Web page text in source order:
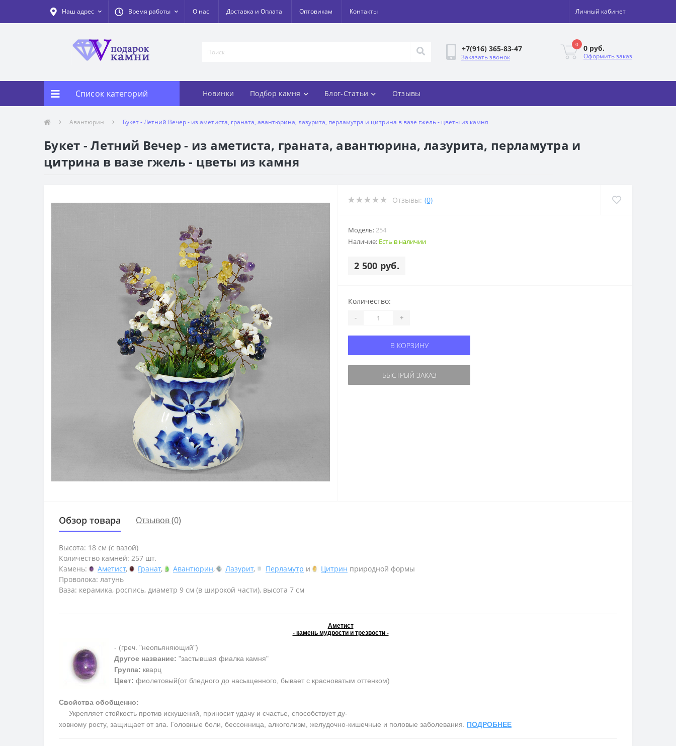
Наш адрес Время работы О нас Доставка и Оплата Оптовикам Контакты Личный кабинет
+7(916) 365-83-47
Заказать звонок
0 0 руб.
Оформить заказ
Список категорий Новинки Подбор камня Блог-Статьи Отзывы
Авантюрин Букет - Летний Вечер - из аметиста, граната, авантюрина, лазурита, перламутра и цитрина в вазе гжель - цветы из камня
Букет - Летний Вечер - из аметиста, граната, авантюрина, лазурита, перламутра и
цитрина в вазе гжель - цветы из камня
Отзывы: (0)
Модель: 254
Наличие: Есть в наличии
2 500 руб.
Количество:
- +
В КОРЗИНУ
БЫСТРЫЙ ЗАКАЗ
Обзор товара Отзывов (0)
Высота: 18 см (с вазой)
Количество камней: 257 шт.
Камень:
Аметист, Гранат, Авантюрин, Лазурит, Перламутр и Цитрин природной формы
Проволока: латунь
Ваза: керамика, роспись, диаметр 9 см (в широкой части), высота 7 см
Аметист
- камень мудрости и трезвости -
- (греч. "неопьяняющий")
Другое название: "застывшая фиалка камня"
Группа: кварц
Цвет: фиолетовый(от бледного до насыщенного, бывает с красноватым оттенком)
Свойства обобщенно:
Укрепляет стойкость против искушений, приносит удачу и счастье, способствует ду-
ховному росту, защищает от зла. Головные боли, бессонница, алкоголизм, желудочно-кишечные и половые заболевания. ПОДРОБНЕЕ